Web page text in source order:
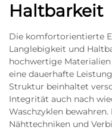
Haltbarkeit
Die komfortorientierte
Langlebigkeit und
hochwertige
eine dauerhafte
Struktur beinhaltet
Integrität auch nach
Waschzyklen
Nähttechniken und